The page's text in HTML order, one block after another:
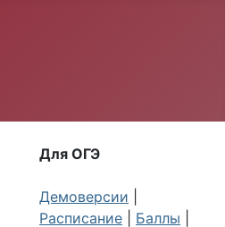
Для ОГЭ
Демоверсии
Расписание
Баллы